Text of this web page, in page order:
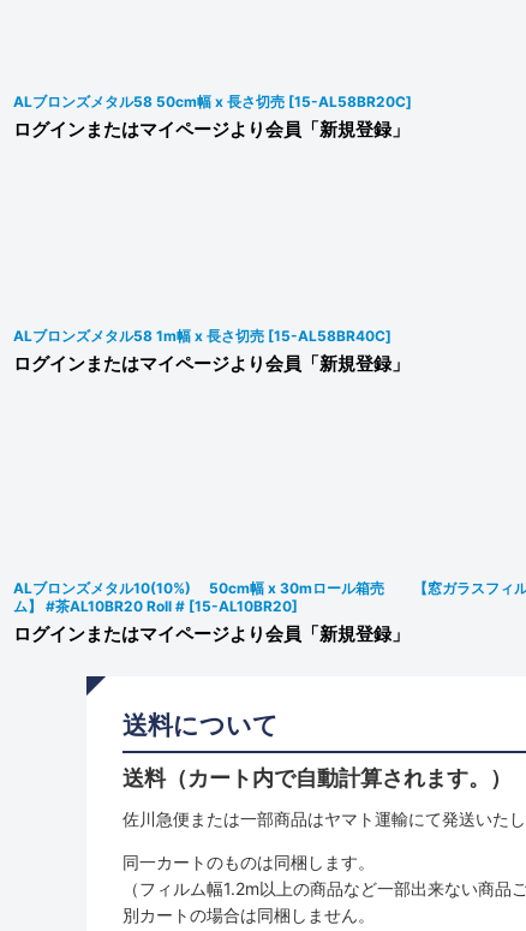
ALブロンズメタル58 50cm幅 x 長さ切売 [15-AL58BR20C]
ログインまたはマイページより会員「新規登録」
ALブロンズメタル58 1m幅 x 長さ切売 [15-AL58BR40C]
ログインまたはマイページより会員「新規登録」
ALブロンズメタル10(10%) 50cm幅 x 30mロール箱売 【窓ガラスフィ
ム】 #茶AL10BR20 Roll # [15-AL10BR20]
ログインまたはマイページより会員「新規登録」
送料について
送料（カート内で自動計算されます。）
佐川急便または一部商品はヤマト運輸にて発送いたし
同一カートのものは同梱します。
（フィルム幅1.2m以上の商品など一部出来ない商品
別カートの場合は同梱しません。